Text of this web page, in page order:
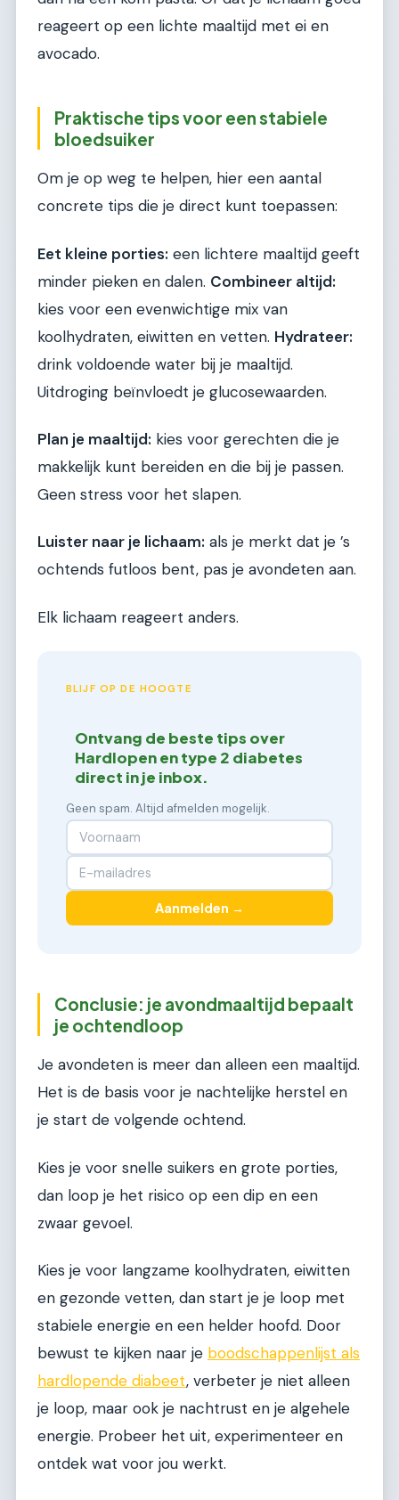
reageert op een lichte maaltijd met ei en
avocado.
Praktische tips voor een stabiele
bloedsuiker
Om je op weg te helpen, hier een aantal
concrete tips die je direct kunt toepassen:
Eet kleine porties: een lichtere maaltijd geeft
minder pieken en dalen. Combineer altijd:
kies voor een evenwichtige mix van
koolhydraten, eiwitten en vetten. Hydrateer:
drink voldoende water bij je maaltijd.
Uitdroging beïnvloedt je glucosewaarden.
Plan je maaltijd: kies voor gerechten die je
makkelijk kunt bereiden en die bij je passen.
Geen stress voor het slapen.
Luister naar je lichaam: als je merkt dat je ’s
ochtends futloos bent, pas je avondeten aan.
Elk lichaam reageert anders.
BLIJF OP DE HOOGTE
Ontvang de beste tips over
Hardlopen en type 2 diabetes
direct in je inbox.
Geen spam. Altijd afmelden mogelijk.
Aanmelden →
Conclusie: je avondmaaltijd bepaalt
je ochtendloop
Je avondeten is meer dan alleen een maaltijd.
Het is de basis voor je nachtelijke herstel en
je start de volgende ochtend.
Kies je voor snelle suikers en grote porties,
dan loop je het risico op een dip en een
zwaar gevoel.
Kies je voor langzame koolhydraten, eiwitten
en gezonde vetten, dan start je je loop met
stabiele energie en een helder hoofd. Door
bewust te kijken naar je boodschappenlijst als
hardlopende diabeet, verbeter je niet alleen
je loop, maar ook je nachtrust en je algehele
energie. Probeer het uit, experimenteer en
ontdek wat voor jou werkt.